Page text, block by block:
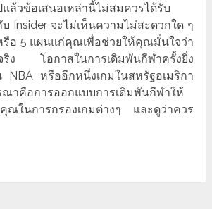
แล้วข้อเสนอเหล่านี้ไม่สมควรได้รับ
Insider จะไม่เห็นความไม่สะดวกใด ๆ
รือ 5 แผนแก่คุณเพื่อช่วยให้คุณมั่นใจว่า
ริง โอกาสในการเดิมพันกีฬาครั้งยิ่ง
NBA หรืออีกหนึ่งเกมในสหรัฐอเมริกา
ณาคือการออกแบบการเดิมพันกีฬาให้
ในการกรองเกมต่างๆ และดูว่าควร